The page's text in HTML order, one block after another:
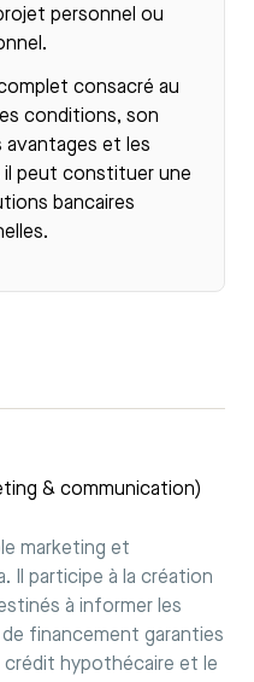
personnel ou
consacré au
conditions, son
et les
il peut constituer une
bancaires
& communication)
marketing et
Il participe à la création
à informer les
financement garanties
crédit hypothécaire et le